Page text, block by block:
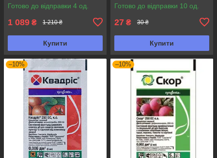
Готово до відправки 4 од.
1 089 ₴ 1 210 ₴
Купити
Готово до відправки 10 од.
27 ₴ 30 ₴
Купити
–10% –10%